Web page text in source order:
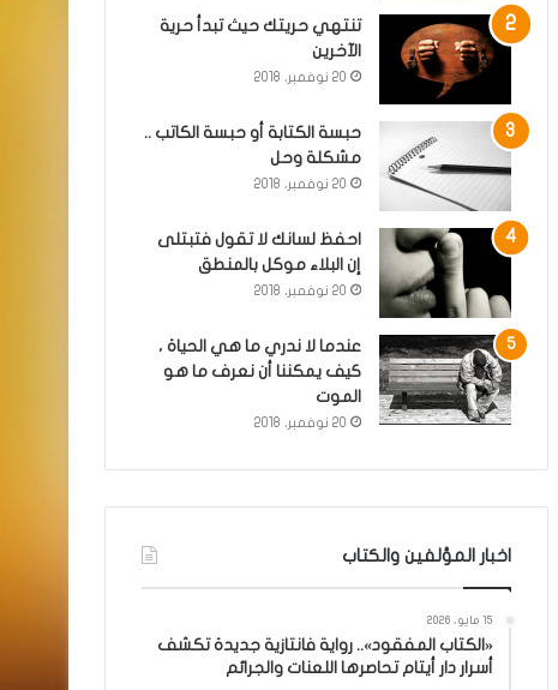
تنتهي حريتك حيث تبدأ حرية
الآخرين
20 نوفمبر، 2018
حبسة الكتابة أو حبسة الكاتب ..
مشكلة وحل
20 نوفمبر، 2018
احفظ لسانك لا تقول فتبتلى
إن البلاء موكل بالمنطق
20 نوفمبر، 2018
عندما لا ندري ما هي الحياة ،
كيف يمكننا أن نعرف ما هو
الموت
20 نوفمبر، 2018
اخبار المؤلفين والكتاب
15 مايو، 2026
«الكتاب المفقود».. رواية فانتازية جديدة تكشف
أسرار دار أيتام تحاصرها اللعنات والجرائم